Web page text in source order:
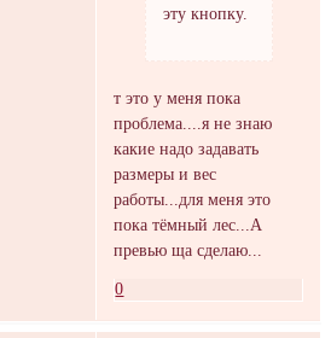
эту кнопку.
т это у меня пока
проблема....я не знаю
какие надо задавать
размеры и вес
работы...для меня это
пока тёмный лес...А
превью ща сделаю...
0